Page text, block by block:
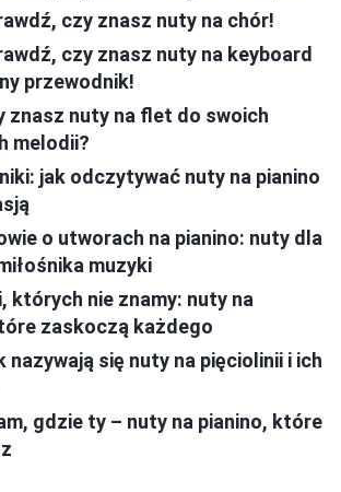
czy znasz nuty na chór!
czy znasz nuty na keyboard
przewodnik!
znasz nuty na flet do swoich
melodii?
jak odczytywać nuty na pianino
o utworach na pianino: nuty dla
muzyki
których nie znamy: nuty na
zaskoczą każdego
nazywają się nuty na pięciolinii i ich
gdzie ty – nuty na pianino, które